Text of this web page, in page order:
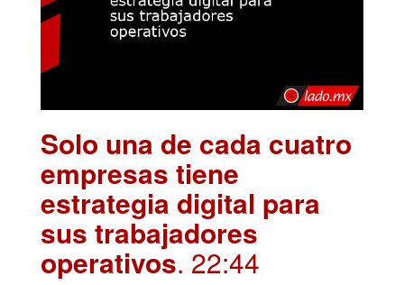
Solo una de cada cuatro
empresas tiene
estrategia digital para
sus trabajadores
operativos. 22:44